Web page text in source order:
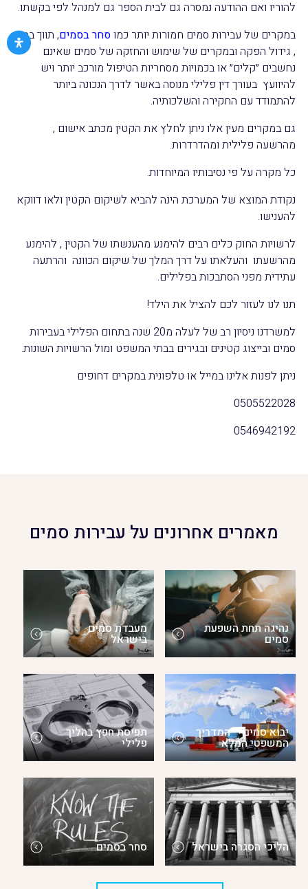
להוריו ואם ההודעה נמסרה גם לבית הספר גם למנהל לפי בקשתו.
במקרים של עבירות סמים חמורות יותר כמוסחר בסמים, תווך בסם
, גידול הפקה ובמקרים של שימוש והחזקה של סמים שאינם
נחשבים ״קלים״ או בכמויות מסחריות הטיפול מורכב יותר ויש
להיוועץ בעורך דין פלילי מנוסה באשר לדרך הנכונה ביותר
להתמודד עם החקירה והשלכותיה.
גם במקרים מעין אלו ניתן לחלץ את הקטין מכתב אישום ,
מהרשעה פלילית ומהדרדרות.
כל מקרה על פי נסיבותיו המיוחדות.
נקודת המוצא של המערכת הינה להביא לשיקום הקטין ולאו דווקא
להענישו.
לרשויות החוק כלים רבים להימנע מהענשתו של הקטין , להימנע
מהרשעתו והעלאתו על דרך המלך של שיקום הכוונה והרתעה
עתידית מפני הסתבכות בפלילים.
תנו לנו לעזור לכם להציל את הילד!
למשרדנו ניסיון רב של לעלה מ20 שנה בתחום הפלילי בעבירות
סמים ובייצוג קטינים ובגירים בבתי המשפט ומול הרשויות השונות.
ניתן לפנות אלינו במייל או טלפונית במקרים דחופים
0505522028
0546942192
מאמרים אחרונים על עבירות סמים
נהיגה תחת השפעת
סמים
מעבדת סמים
בישראל
יבוא סמים – המדריך
המשפטי המלא
תפיסת חפץ בהליך
פלילי
הליכי הסגרה בישראל סחר בסמים